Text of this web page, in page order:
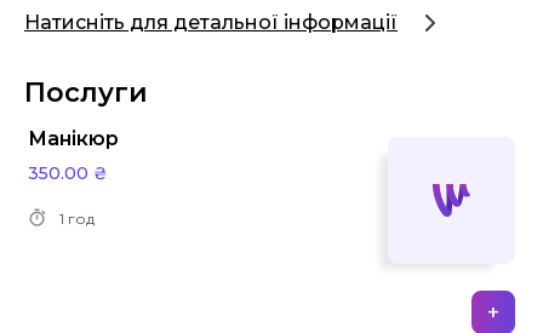
Натисніть для детальної інформації
Послуги
Манікюр
350.00 ₴
1 год
+